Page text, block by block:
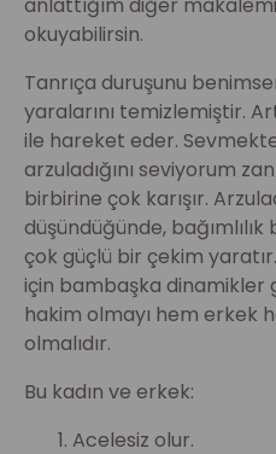
okuyabilirsin.
Tanrıça duruşunu
yaralarını temizlemiştir.
ile hareket eder.
arzuladığını seviyorum
birbirine çok karışır.
düşündüğünde,
çok güçlü bir çekim
için bambaşka dinamikler
hakim olmayı hem erkek
olmalıdır.
Bu kadın ve erkek:
Acelesiz olur.